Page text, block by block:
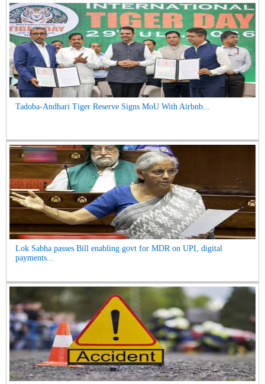
Tadoba-Andhari Tiger Reserve Signs MoU With Airbnb...
Lok Sabha passes Bill enabling govt for MDR on UPI, digital
payments...